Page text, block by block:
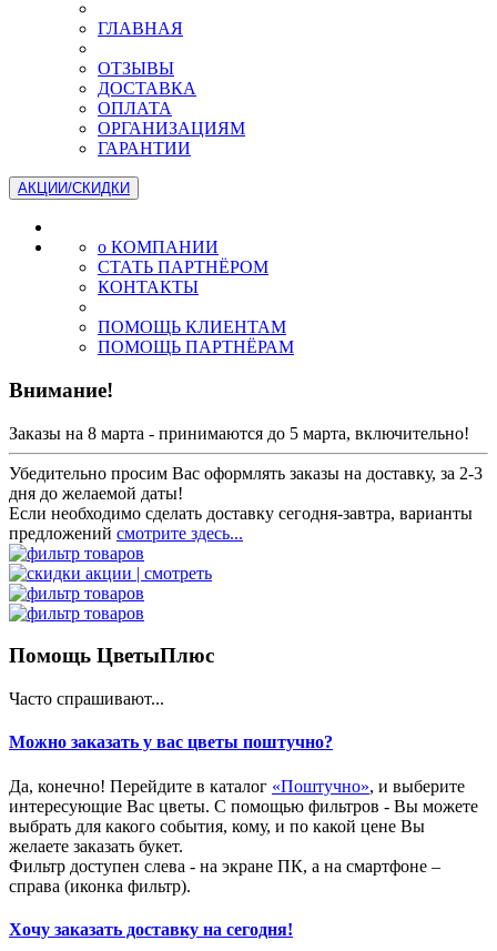
ГЛАВНАЯ
ОТЗЫВЫ
ДОСТАВКА
ОПЛАТА
ОРГАНИЗАЦИЯМ
ГАРАНТИИ
АКЦИИ/СКИДКИ
о КОМПАНИИ
СТАТЬ ПАРТНЁРОМ
КОНТАКТЫ
ПОМОЩЬ КЛИЕНТАМ
ПОМОЩЬ ПАРТНЁРАМ
Внимание!
Заказы на 8 марта - принимаются до 5 марта, включительно!
Убедительно просим Вас оформлять заказы на доставку, за 2-3
дня до желаемой даты!
Если необходимо сделать доставку сегодня-завтра, варианты
предложений смотрите здесь...
Помощь ЦветыПлюс
Часто спрашивают...
Можно заказать у вас цветы поштучно?
Да, конечно! Перейдите в каталог «Поштучно», и выберите
интересующие Вас цветы. С помощью фильтров - Вы можете
выбрать для какого события, кому, и по какой цене Вы
желаете заказать букет.
Фильтр доступен слева - на экране ПК, а на смартфоне –
справа (иконка фильтр).
Хочу заказать доставку на сегодня!